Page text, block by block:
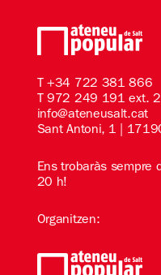
T+34 722 381 866
T 972 249 191 ext.
info@ateneusalt.cat
Sant Antoni, 1 |
Ens trobaràs
20 h!
Organitzen: